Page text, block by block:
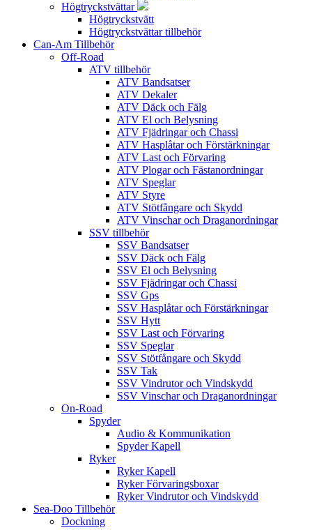
Högtryckstvättar
Högtryckstvätt
Högtryckstvättar tillbehör
Can-Am Tillbehör
Off-Road
ATV tillbehör
ATV Bandsatser
ATV Dekaler
ATV Däck och Fälg
ATV El och Belysning
ATV Fjädringar och Chassi
ATV Hasplåtar och Förstärkningar
ATV Last och Förvaring
ATV Plogar och Fästanordningar
ATV Speglar
ATV Styre
ATV Stötfångare och Skydd
ATV Vinschar och Draganordningar
SSV tillbehör
SSV Bandsatser
SSV Däck och Fälg
SSV El och Belysning
SSV Fjädringar och Chassi
SSV Gps
SSV Hasplåtar och Förstärkningar
SSV Hytt
SSV Last och Förvaring
SSV Speglar
SSV Stötfångare och Skydd
SSV Tak
SSV Vindrutor och Vindskydd
SSV Vinschar och Draganordningar
On-Road
Spyder
Audio & Kommunikation
Spyder Kapell
Ryker
Ryker Kapell
Ryker Förvaringsboxar
Ryker Vindrutor och Vindskydd
Sea-Doo Tillbehör
Dockning